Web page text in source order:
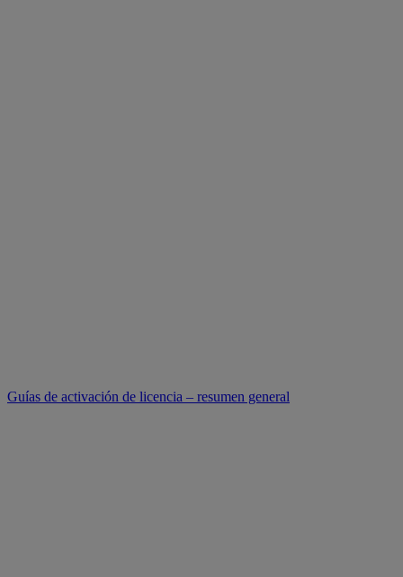
Guías de activación de licencia – resumen general